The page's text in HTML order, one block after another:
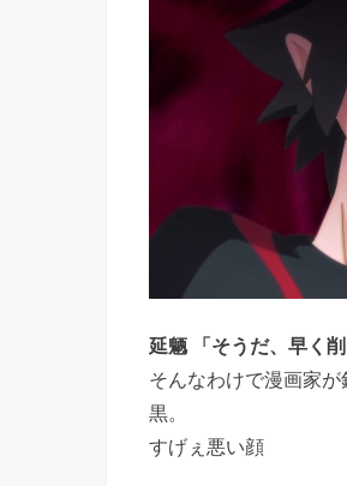
延魉 「そうだ、早く削
そんなわけで漫画家
黒。
すげぇ悪い顔